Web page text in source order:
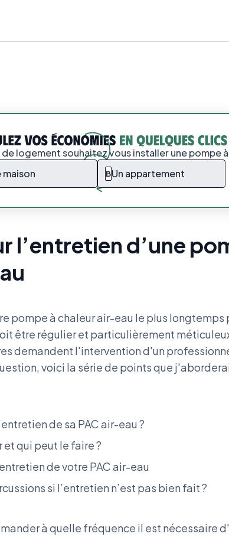
logement souhaitez vous installer une pompe
maison BUn appartement
l’entretien d’une
pompe à chaleur air-eau le plus longtemps
être régulier et particulièrement
demandent l'intervention d'un
voici la série de points que
de sa PAC air-eau ?
qui peut le faire ?
de votre PAC air-eau
si l’entretien n’est pas bien fait ?
à quelle fréquence il est nécessaire